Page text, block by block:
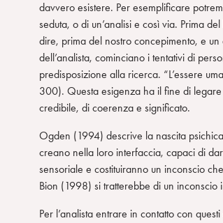
davvero esistere. Per esemplificare
seduta, o di un’analisi e così via. Prima
dire, prima del nostro concepimento, e
dell’analista, cominciano i tentativi di
predisposizione alla ricerca. “L’essere
300). Questa esigenza ha il fine di
credibile, di coerenza e significato.
Ogden (1994) descrive la nascita
creano nella loro interfaccia, capaci di
sensoriale e costituiranno un inconscio
Bion (1998) si tratterebbe di un inconscio
Per l’analista entrare in contatto con